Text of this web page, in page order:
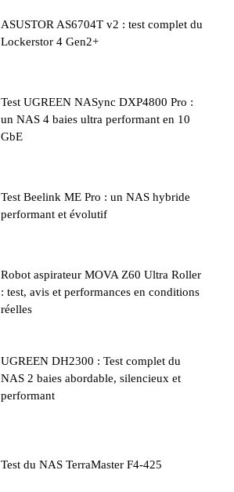
ASUSTOR AS6704T v2 : test complet du
Lockerstor 4 Gen2+
Test UGREEN NASync DXP4800 Pro :
un NAS 4 baies ultra performant en 10
GbE
Test Beelink ME Pro : un NAS hybride
performant et évolutif
Robot aspirateur MOVA Z60 Ultra Roller
: test, avis et performances en conditions
réelles
UGREEN DH2300 : Test complet du
NAS 2 baies abordable, silencieux et
performant
Test du NAS TerraMaster F4-425